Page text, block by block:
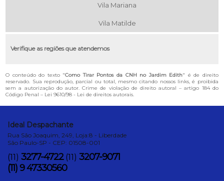
Vila Mariana
Vila Matilde
Verifique as regiões que atendemos
O conteúdo do texto "Como Tirar Pontos da CNH no Jardim Edith" é de direito
reservado. Sua reprodução, parcial ou total, mesmo citando nossos links, é proibida
sem a autorização do autor. Crime de violação de direito autoral – artigo 184 do
Código Penal – Lei 9610/98 - Lei de direitos autorais.
Ideal Despachante
Rua São Joaquim, 249, Loja:8 - Liberdade
São Paulo-SP - CEP: 01508-001
(11) 3277-4722 (11) 3207-9071
(11) 9 47330560